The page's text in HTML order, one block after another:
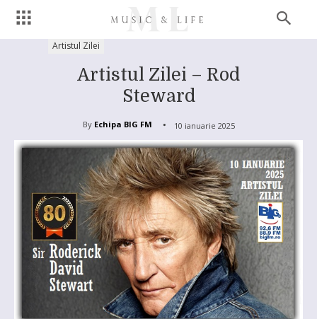
Artistul Zilei
Artistul Zilei – Rod
Steward
By Echipa BIG FM 10 ianuarie 2025